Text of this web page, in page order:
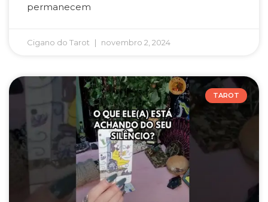
permanecem
Cigano do Tarot novembro 2, 2024
TAROT